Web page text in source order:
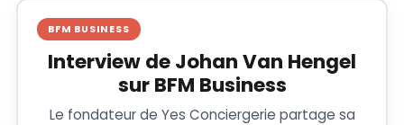
BFM BUSINESS
Interview de Johan Van Hengel
sur BFM Business
Le fondateur de Yes Conciergerie partage sa